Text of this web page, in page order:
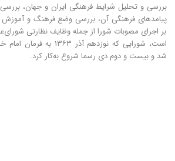
بررسی و تحلیل شرایط فرهنگی ایران و جهان،
پیامدهای فرهنگی آن، بررسی وضع فرهنگ و آموزش
بر اجرای مصوبات شورا از جمله وظایف نظارتی
است، شورایی که نوزدهم آذر
شد و بیست و دوم دی رسما شروع به‌کار کرد.